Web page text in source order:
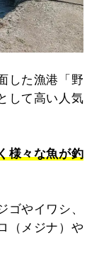
した漁港「野
して高い人気
様々な魚が釣
ゴやイワシ、
（メジナ）や